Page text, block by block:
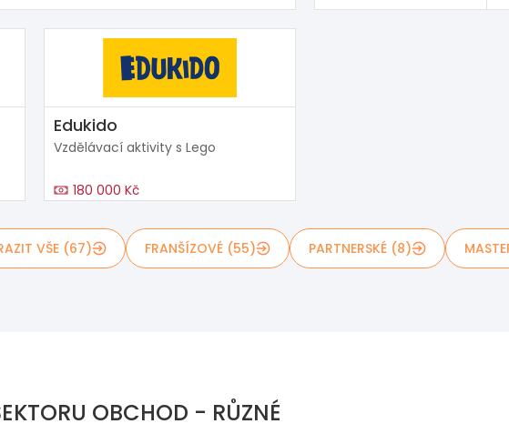
Edukido
Vzdělávací aktivity s Lego
180 000 Kč
VŠE (67) FRANŠÍZOVÉ (55) PARTNERSKÉ (8)
OBCHOD - RŮZNÉ